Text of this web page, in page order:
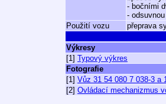
- bočními
-
Použití vozu
přeprava
Výkresy
[1] Typový výkres
Fotografie
[1] Vůz 31 54 080 7 038-3 a
[2] Ovládací mechanizmus